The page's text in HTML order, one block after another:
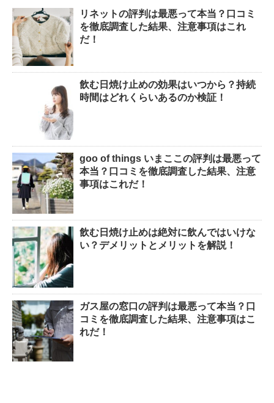
リネットの評判は最悪って本当？口コミ
を徹底調査した結果、注意事項はこれ
だ！
飲む日焼け止めの効果はいつから？持続
時間はどれくらいあるのか検証！
goo of things いまここの評判は最悪って
本当？口コミを徹底調査した結果、注意
事項はこれだ！
飲む日焼け止めは絶対に飲んではいけな
い？デメリットとメリットを解説！
ガス屋の窓口の評判は最悪って本当？口
コミを徹底調査した結果、注意事項はこ
れだ！